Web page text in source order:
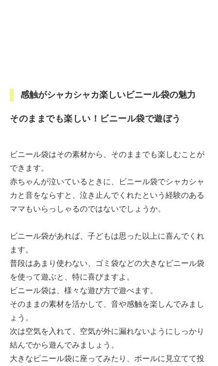
感触がシャカシャカ楽しいビニール袋の魅力
そのままでも楽しい！ビニール袋で遊ぼう
ビニール袋はその素材から、そのままでも楽しむことが
できます。
赤ちゃんが泣いているときに、ビニール袋でシャカシャ
カと音をならすと、泣き止んでくれたという経験のある
ママもいらっしゃるのではないでしょうか。
ビニール袋があれば、子どもは思った以上に喜んでくれ
ます。
普段はあまり使わない、ゴミ袋などの大きなビニール袋
を使って遊ぶと、特に喜びますよ。
ビニール袋は、様々な遊び方で遊べます。
そのままの素材を活かして、音や感触を楽しんでみまし
ょう。
次は空気を入れて、空気が外に漏れないようにしっかり
結んでから遊んでみましょう。
大きなビニール袋に座ってみたり、ボールに見立てて投